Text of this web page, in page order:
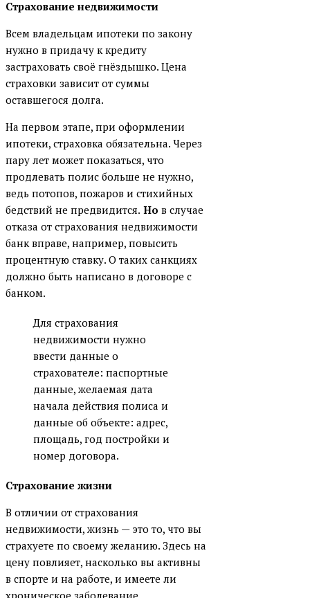
банк
Московский кредитный банк
(МКБ)
Москоммерцбанк
НОВИКОМБАНК
ПримСоцБанк
РНКБ
Ростфинанс банк
Руснарбанк
СДМ-Банк
СМП Банк
Сургутнефть банк (СНГБ)
Т-Банк
ТАТСОЦБАНК
ТрансКапиталБанк (ТКБ)
УБРиР
Урал ФД Банк
УРАЛПРОМБАНК
Фора-Банк
ЧЕЛИНДБАНК
ЧЕЛЯБИНВЕСТБАНК
Энергобанк
Страхование недвижимости
Всем владельцам ипотеки по закону
нужно в придачу к кредиту
застраховать своё гнёздышко. Цена
страховки зависит от суммы
оставшегося долга.
На первом этапе, при оформлении
ипотеки, страховка обязательна. Через
пару лет может показаться, что
продлевать полис больше не нужно,
ведь потопов, пожаров и стихийных
бедствий не предвидится. Но в случае
отказа от страхования недвижимости
банк вправе, например, повысить
процентную ставку. О таких санкциях
должно быть написано в договоре с
банком.
Для страхования
недвижимости нужно
ввести данные о
страхователе: паспортные
данные, желаемая дата
начала действия полиса и
данные об объекте: адрес,
площадь, год постройки и
номер договора.
Страхование жизни
В отличии от страхования
недвижимости, жизнь — это то, что вы
страхуете по своему желанию. Здесь на
цену повлияет, насколько вы активны
в спорте и на работе, и имеете ли
хроническое заболевание.